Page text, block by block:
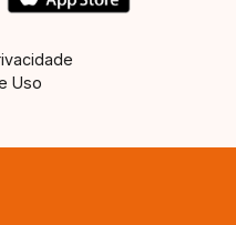
Uso